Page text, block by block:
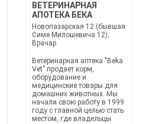
ВЕТЕРИНАРНАЯ
АПОТЕКА БЕКА
Новопазарская 12 (бывшая
Симе Милошевича 12),
Врачар
Ветеринарная аптека "Beka
Vet" продает корм,
оборудование и
медицинские товары для
домашних животных. Мы
начали свою работу в 1999
году с главной целью стать
местом, где владельцы